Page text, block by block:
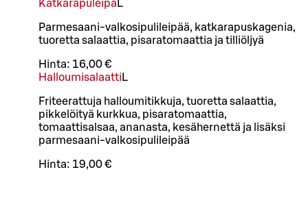
Katkarapuleipä L
Parmesaani-valkosipulileipää, katkarapuskagenia,
tuoretta salaattia, pisaratomaattia ja tilliöljyä
Hinta: 16,00 €
Halloumisalaatti L
Friteerattuja halloumitikkuja, tuoretta salaattia,
pikkelöityä kurkkua, pisaratomaattia,
tomaattisalsaa, ananasta, kesähernettä ja lisäksi
parmesaani-valkosipulileipää
Hinta: 19,00 €